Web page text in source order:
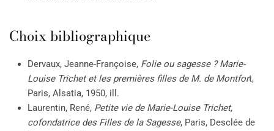
Choix bibliographique
Dervaux, Jeanne-Françoise, Folie ou sagesse ? Marie-
Louise Trichet et les premières filles de M. de Montfort,
Paris, Alsatia, 1950, ill.
Laurentin, René, Petite vie de Marie-Louise Trichet,
cofondatrice des Filles de la Sagesse, Paris, Desclée de